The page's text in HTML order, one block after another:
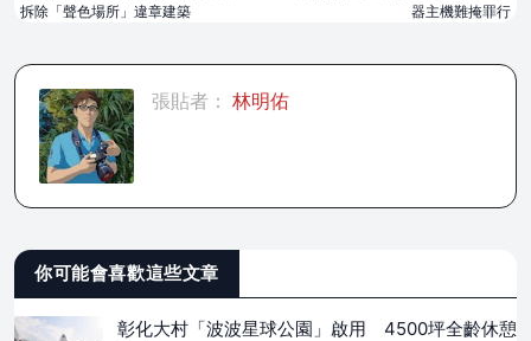
器主機難掩罪行
拆除「聲色場所」違章建築
張貼者： 林明佑
你可能會喜歡這些文章
彰化大村「波波星球公園」啟用 4500坪全齡休憩